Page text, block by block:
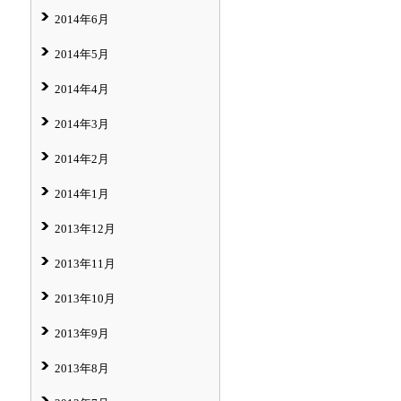
2014年6月
2014年5月
2014年4月
2014年3月
2014年2月
2014年1月
2013年12月
2013年11月
2013年10月
2013年9月
2013年8月